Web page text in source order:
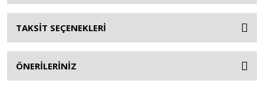
TAKSİT SEÇENEKLERİ
ÖNERİLERİNİZ